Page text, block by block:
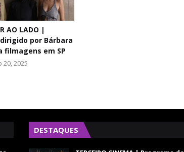
AO LADO |
por Bárbara
filmagens em SP
20, 2025
DESTAQUES